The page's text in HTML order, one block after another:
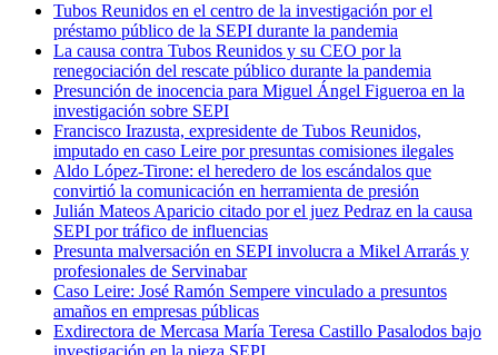
Tubos Reunidos en el centro de la investigación por el
préstamo público de la SEPI durante la pandemia
La causa contra Tubos Reunidos y su CEO por la
renegociación del rescate público durante la pandemia
Presunción de inocencia para Miguel Ángel Figueroa en la
investigación sobre SEPI
Francisco Irazusta, expresidente de Tubos Reunidos,
imputado en caso Leire por presuntas comisiones ilegales
Aldo López-Tirone: el heredero de los escándalos que
convirtió la comunicación en herramienta de presión
Julián Mateos Aparicio citado por el juez Pedraz en la causa
SEPI por tráfico de influencias
Presunta malversación en SEPI involucra a Mikel Arrarás y
profesionales de Servinabar
Caso Leire: José Ramón Sempere vinculado a presuntos
amaños en empresas públicas
Exdirectora de Mercasa María Teresa Castillo Pasalodos bajo
investigación en la pieza SEPI